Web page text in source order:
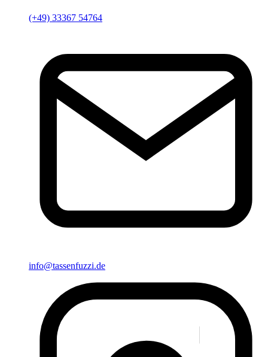
(+49) 33367 54764
info@tassenfuzzi.de